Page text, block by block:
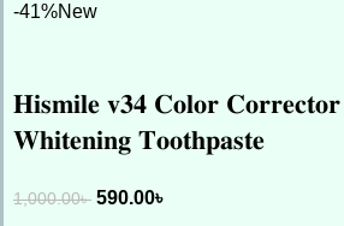
-41%New
𝐇𝐢𝐬𝐦𝐢𝐥𝐞 𝐯𝟑𝟒 𝐂𝐨𝐥𝐨𝐫
𝐖𝐡𝐢𝐭𝐞𝐧𝐢𝐧𝐠 𝐓𝐨𝐨𝐭𝐡𝐩𝐚𝐬𝐭𝐞
1,000.00৳ 590.00৳